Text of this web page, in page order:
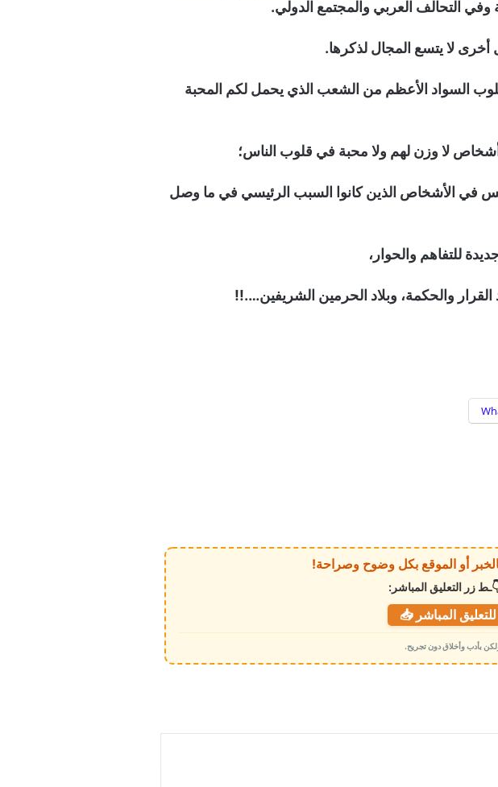
وفي التحالف العربي والمجتمع الدولي.
أخرى لا يتسع المجال لذكرها.
السواد الأعظم من الشعب الذي يحمل لكم المحبة
لا وزن لهم ولا محبة في قلوب الناس؛
في الأشخاص الذين كانوا السبب الرئيسي في ما وصل
للتفاهم والحوار،
القرار والحكمة، وبلاد الحرمين الشريفين….!!
زر التعليق المباشر:
المباشر 📥
بأدب وأخلاق دون تجريح.
حضرموت في مفترق الطرق .. المجلس
صامت في الإعلام.. حاضرٌ في الميدان: د.